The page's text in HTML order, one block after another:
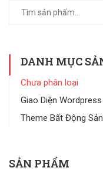
DANH MỤC
Chưa phân loại
Giao Diện Wordpress
Theme Bất Động Sản
SẢN PHẨM